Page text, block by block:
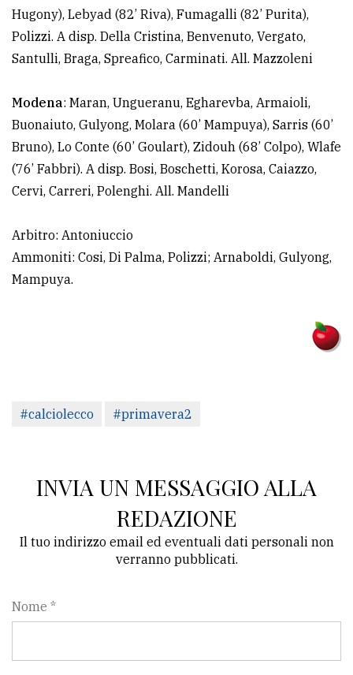
Hugony), Lebyad (82’ Riva), Fumagalli (82’ Purita),
Polizzi. A disp. Della Cristina, Benvenuto, Vergato,
Santulli, Braga, Spreafico, Carminati. All. Mazzoleni
Modena: Maran, Ungueranu, Egharevba, Armaioli,
Buonaiuto, Gulyong, Molara (60’ Mampuya), Sarris (60’
Bruno), Lo Conte (60’ Goulart), Zidouh (68’ Colpo), Wlafe
(76’ Fabbri). A disp. Bosi, Boschetti, Korosa, Caiazzo,
Cervi, Carreri, Polenghi. All. Mandelli
Arbitro: Antoniuccio
Ammoniti: Cosi, Di Palma, Polizzi; Arnaboldi, Gulyong,
Mampuya.
#calciolecco #primavera2
INVIA UN MESSAGGIO ALLA
REDAZIONE
Il tuo indirizzo email ed eventuali dati personali non
verranno pubblicati.
Nome *